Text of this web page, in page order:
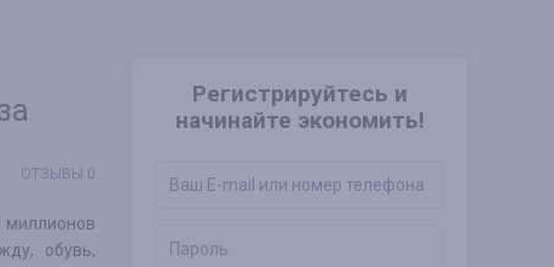
Регистрируйтесь и
начинайте экономить!
ОТЗЫВЫ 0
миллионов
обувь,